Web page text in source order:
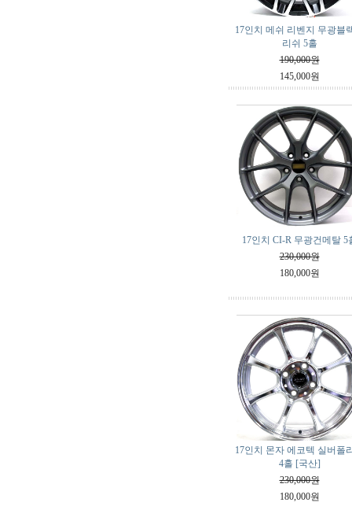
17인치 메쉬 리벤지 무광블
리쉬 5홀
190,000원
145,000원
17인치 CI-R 무광건메탈 5
230,000원
180,000원
17인치 몬자 에코텍 실버폴
4홀 [국산]
230,000원
180,000원